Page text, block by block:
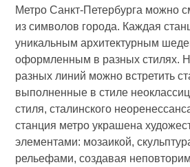
Метро Санкт-Петербурга можно
из символов города. Каждая
уникальным архитектурным
оформленным в разных стилях.
разных линий можно встретить
выполненные в стиле
стиля, сталинского
станция метро украшена
элементами: мозаикой,
рельефами, создавая